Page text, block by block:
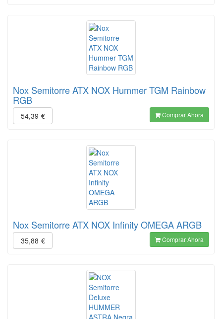
Nox Semitorre ATX NOX Hummer TGM Rainbow
RGB
54,39 € Comprar Ahora
Nox Semitorre ATX NOX Infinity OMEGA ARGB
35,88 € Comprar Ahora